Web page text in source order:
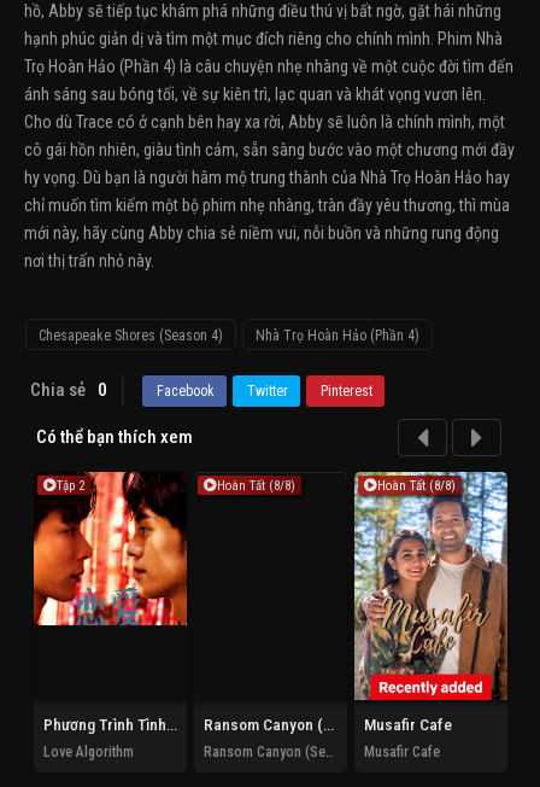
hồ, Abby sẽ tiếp tục khám phá những điều thú vị bất ngờ, gặt hái những
hạnh phúc giản dị và tìm một mục đích riêng cho chính mình. Phim Nhà
Trọ Hoàn Hảo (Phần 4) là câu chuyện nhẹ nhàng về một cuộc đời tìm đến
ánh sáng sau bóng tối, về sự kiên trì, lạc quan và khát vọng vươn lên.
Cho dù Trace có ở cạnh bên hay xa rời, Abby sẽ luôn là chính mình, một
cô gái hồn nhiên, giàu tình cảm, sẵn sàng bước vào một chương mới đầy
hy vọng. Dù bạn là người hâm mộ trung thành của Nhà Trọ Hoàn Hảo hay
chỉ muốn tìm kiếm một bộ phim nhẹ nhàng, tràn đầy yêu thương, thì mùa
mới này, hãy cùng Abby chia sẻ niềm vui, nỗi buồn và những rung động
nơi thị trấn nhỏ này.
Chesapeake Shores (Season 4) Nhà Trọ Hoàn Hảo (Phần 4)
Chia sẻ 0 Facebook Twitter Pinterest
Có thể bạn thích xem
Tập 2
Phương Trình Tình Yêu
Love Algorithm
Hoàn Tất (8/8)
Ransom Canyon (Phần 2)
Hoàn Tất (8/8)
Musafir Cafe
Musafir Cafe